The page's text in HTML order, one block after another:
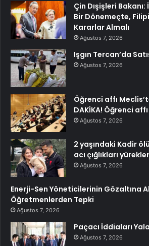
Çin Dışişleri
Bir Dönemeçte,
Kararlar Almalı
Ağustos 7, 2026
Işgın Tercan’da
Ağustos 7, 2026
Öğrenci affı
DAKİKA! Öğrenci affı
Ağustos 7, 2026
2 yaşındaki Kadir
acı çığlıkları
Ağustos 7, 2026
Enerji-Sen Yöneticilerinin Gözaltına
Öğretmenlerden Tepki
Ağustos 7, 2026
Paçacı İddiaları
Ağustos 7, 2026